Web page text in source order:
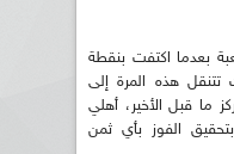
بعدما اكتفت بنقطة
تتنقل هذه المرة إلى
ما قبل الأخير، أهلي
الفوز بأي ثمن